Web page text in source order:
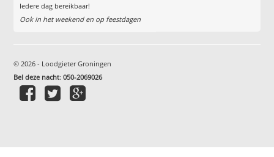
Iedere dag bereikbaar!
Ook in het weekend en op feestdagen
© 2026 - Loodgieter Groningen
Bel deze nacht:050-2069026